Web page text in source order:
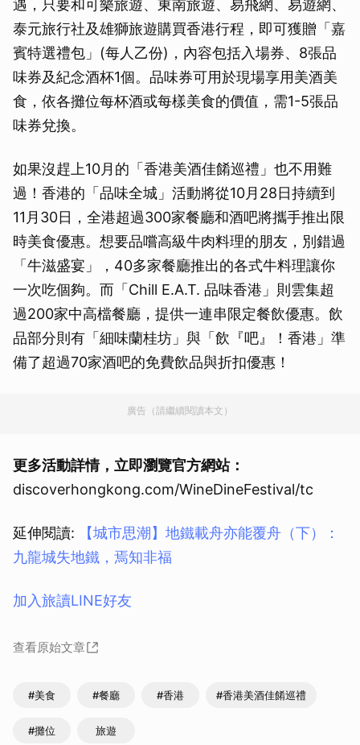
遇，只要和可樂旅遊、東南旅遊、易飛網、易遊網、
泰元旅行社及雄獅旅遊購買香港行程，即可獲贈「嘉
賓特選禮包」(每人乙份)，內容包括入場券、8張品
味券及紀念酒杯1個。品味券可用於現場享用美酒美
食，依各攤位每杯酒或每樣美食的價值，需1-5張品
味券兌換。
如果沒趕上10月的「香港美酒佳餚巡禮」也不用難
過！香港的「品味全城」活動將從10月28日持續到
11月30日，全港超過300家餐廳和酒吧將攜手推出限
時美食優惠。想要品嚐高級牛肉料理的朋友，別錯過
「牛滋盛宴」，40多家餐廳推出的各式牛料理讓你
一次吃個夠。而「Chill E.A.T. 品味香港」則雲集超
過200家中高檔餐廳，提供一連串限定餐飲優惠。飲
品部分則有「細味蘭桂坊」與「飲『吧』！香港」準
備了超過70家酒吧的免費飲品與折扣優惠！
廣告（請繼續閱讀本文）
更多活動詳情，立即瀏覽官方網站：
discoverhongkong.com/WineDineFestival/tc
延伸閱讀:
【城市思潮】地鐵載舟亦能覆舟（下）：
九龍城失地鐵，焉知非福
加入旅讀LINE好友
查看原始文章
#美食 #餐廳 #香港 #香港美酒佳餚巡禮
#攤位 旅遊